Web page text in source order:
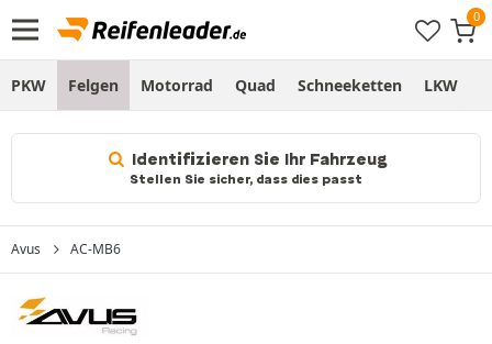
PKW Felgen Motorrad Quad Schneeketten LKW
Identifizieren Sie Ihr Fahrzeug
Stellen Sie sicher, dass dies passt
Avus AC-MB6